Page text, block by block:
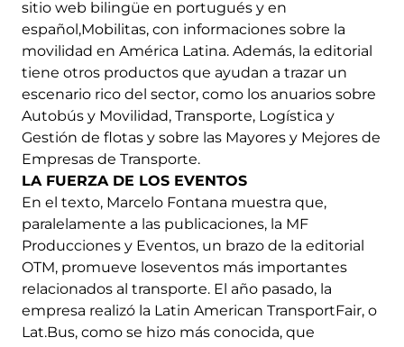
sitio web bilingüe en portugués y en
español,Mobilitas, con informaciones sobre la
movilidad en América Latina. Además, la editorial
tiene otros productos que ayudan a trazar un
escenario rico del sector, como los anuarios sobre
Autobús y Movilidad, Transporte, Logística y
Gestión de flotas y sobre las Mayores y Mejores de
Empresas de Transporte.
LA FUERZA DE LOS EVENTOS
En el texto, Marcelo Fontana muestra que,
paralelamente a las publicaciones, la MF
Producciones y Eventos, un brazo de la editorial
OTM, promueve loseventos más importantes
relacionados al transporte. El año pasado, la
empresa realizó la Latin American TransportFair, o
Lat.Bus, como se hizo más conocida, que